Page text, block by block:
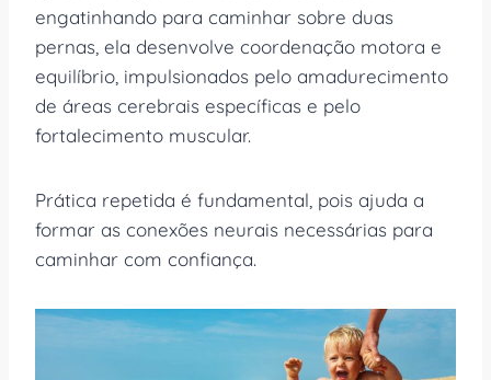
engatinhando para caminhar sobre duas
pernas, ela desenvolve coordenação motora e
equilíbrio, impulsionados pelo amadurecimento
de áreas cerebrais específicas e pelo
fortalecimento muscular.
Prática repetida é fundamental, pois ajuda a
formar as conexões neurais necessárias para
caminhar com confiança.